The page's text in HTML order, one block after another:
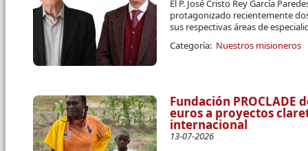
El P. José Cristo Rey García
protagonizado recientemente
sus respectivas áreas de
Categoría: Nuestros misioneros
Fundación PROCLADE
euros a proyectos
internacional
13-07-2026